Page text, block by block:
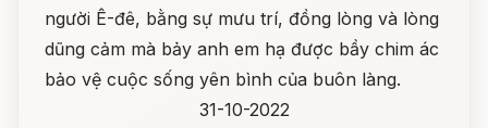
người Ê-đê, bằng sự mưu trí, đồng lòng và lòng
dũng cảm mà bảy anh em hạ được bầy chim ác
bảo vệ cuộc sống yên bình của buôn làng.
31-10-2022